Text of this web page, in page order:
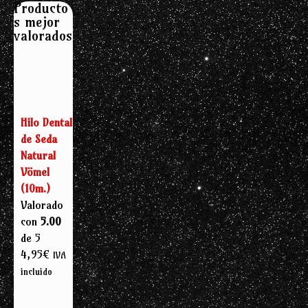
Producto
s mejor
valorados
Hilo Dental
de Seda
Natural
Vömel
(10m.)
Valorado
con 5.00
de 5
4,95€ IVA
incluido